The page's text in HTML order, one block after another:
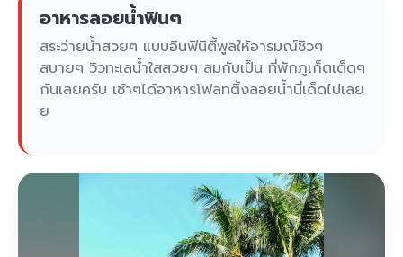
อาหารลอยน้ำฟินๆ
สระว่ายน้ำสวยๆ แบบอินฟินิตี้พูลให้อารมณ์ชิวๆ
สบายๆ วิวทะเลน้ำใสสวยๆ สมกับเป็น ที่พักภูเก็ตเด็ดๆ
กันเลยครับ เช้าๆได้อาหารโฟลทติ้งลอยน้ำนี่เด็ดไปเลย
ย